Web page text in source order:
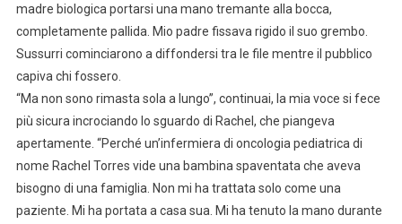
madre biologica portarsi una mano tremante alla bocca,
completamente pallida. Mio padre fissava rigido il suo grembo.
Sussurri cominciarono a diffondersi tra le file mentre il pubblico
capiva chi fossero.
“Ma non sono rimasta sola a lungo”, continuai, la mia voce si fece
più sicura incrociando lo sguardo di Rachel, che piangeva
apertamente. “Perché un’infermiera di oncologia pediatrica di
nome Rachel Torres vide una bambina spaventata che aveva
bisogno di una famiglia. Non mi ha trattata solo come una
paziente. Mi ha portata a casa sua. Mi ha tenuto la mano durante